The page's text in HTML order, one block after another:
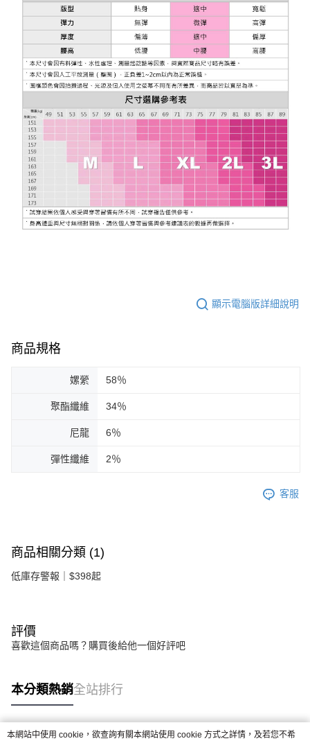
顯示電腦版詳細說明
商品規格
嫘縈 58％
聚酯纖維 34％
尼龍 6％
彈性纖維 2％
客服
商品相關分類 (1)
低庫存警報｜$398起
評價
喜歡這個商品嗎？購買後給他一個好評吧
本分類熱銷全站排行
本網站中使用 cookie，欲查詢有關本網站使用 cookie 方式之詳情，及若您不希